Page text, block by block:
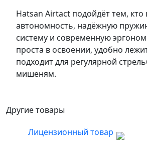
Hatsan Airtact подойдёт тем, кто
автономность, надёжную
систему и современную
проста в освоении, удобно
подходит для регулярной
мишеням.
Другие товары
Лицензионный товар